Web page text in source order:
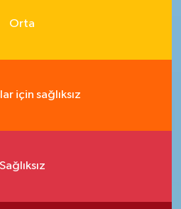
Orta
için sağlıksız
Sağlıksız